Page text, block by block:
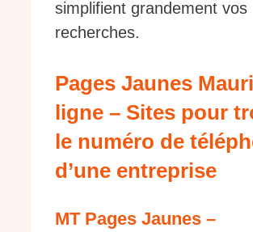
simplifient grandement vos
recherches.
Pages Jaunes
ligne – Sites pour
le numéro de
d’une entreprise
MT Pages Jaunes –